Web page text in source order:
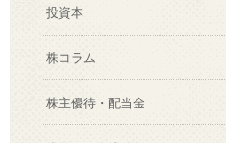
投資本
株コラム
株主優待・配当金